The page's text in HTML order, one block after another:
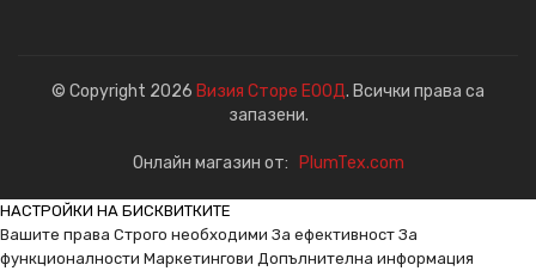
© Copyright 2026 Визия Сторе ЕООД. Всички права са
запазени.
Онлайн магазин от: PlumTex.com
НАСТРОЙКИ НА БИСКВИТКИТЕ
Вашите права Строго необходими За ефективност За
функционалности Маркетингови Допълнителна информация